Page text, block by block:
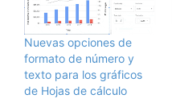
Nuevas opciones de
formato de número y
texto para los gráficos
de Hojas de cálculo